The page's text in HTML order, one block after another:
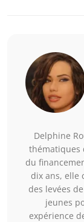
Delphine
thématiques
du
dix ans, elle
des levées
jeunes
expérience